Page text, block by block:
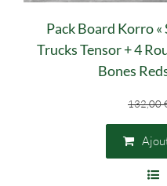
Pack Board Korro «
Trucks Tensor + 4
Bones
132,00